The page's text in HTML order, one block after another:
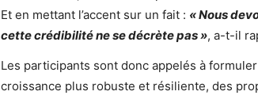
Et en mettant l’accent sur un fait : «Nous
cette crédibilité ne se décrète pas », a-t-il
Les participants sont donc appelés à
croissance plus robuste et résiliente, des